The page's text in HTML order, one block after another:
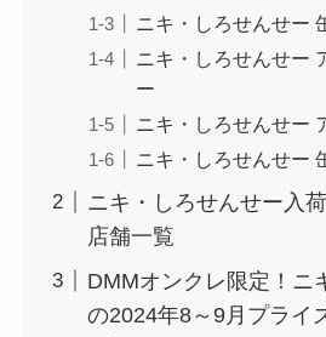
ニキ・しろせんせー
ニキ・しろせんせー
ー
ニキ・しろせんせー
ニキ・しろせんせー
ニキ・しろせんせー入
店舗一覧
DMMオンクレ限定！ニ
の2024年8～9月プライ